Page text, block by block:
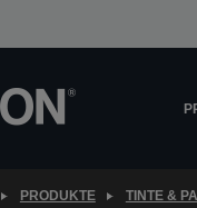
PRODUKTE TINTE &